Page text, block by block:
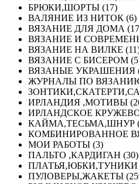
БРЮКИ,ШОРТЫ (17)
ВАЛЯНИЕ ИЗ НИТОК (6)
ВЯЗАНИЕ ДЛЯ ДОМА
ВЯЗАНИЕ И
ВЯЗАНИЕ НА ВИЛКЕ
ВЯЗАНИЕ С БИСЕРОМ
ВЯЗАНЫЕ УКРАШЕНИЯ
ЖУРНАЛЫ ПО
ИРЛАНДИЯ ,МОТИВЫ
ИРЛАНДСКОЕ КРУЖЕВО
КАЙМА,ТЕСЬМА,ШНУР
КОМБИНИРОВАННОЕ
МОИ РАБОТЫ (3)
ПАЛЬТО ,КАРДИГАН (30)
ПЛАТЬЯ,ЮБКИ,ТУНИКИ
ПУЛОВЕРЫ,ЖАКЕТЫ